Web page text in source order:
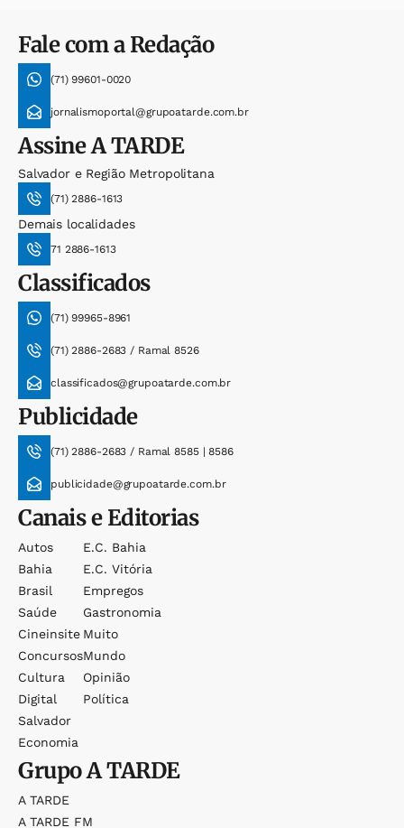
Fale com a Redação
(71) 99601-0020
jornalismoportal@grupoatarde.com.br
AssineA TARDE
Salvador e Região Metropolitana
(71) 2886-1613
Demais localidades
71 2886-1613
Classificados
(71) 99965-8961
(71) 2886-2683 / Ramal 8526
classificados@grupoatarde.com.br
Publicidade
(71) 2886-2683 / Ramal 8585 | 8586
publicidade@grupoatarde.com.br
Canais e Editorias
Autos
Bahia
Brasil
Saúde
Cineinsite
Concursos
Cultura
Digital
Salvador
Economia
E.c. Bahia
E.c. Vitória
Empregos
Gastronomia
Muito
Mundo
Opinião
Política
GrupoA TARDE
A TARDE
A TARDE FM